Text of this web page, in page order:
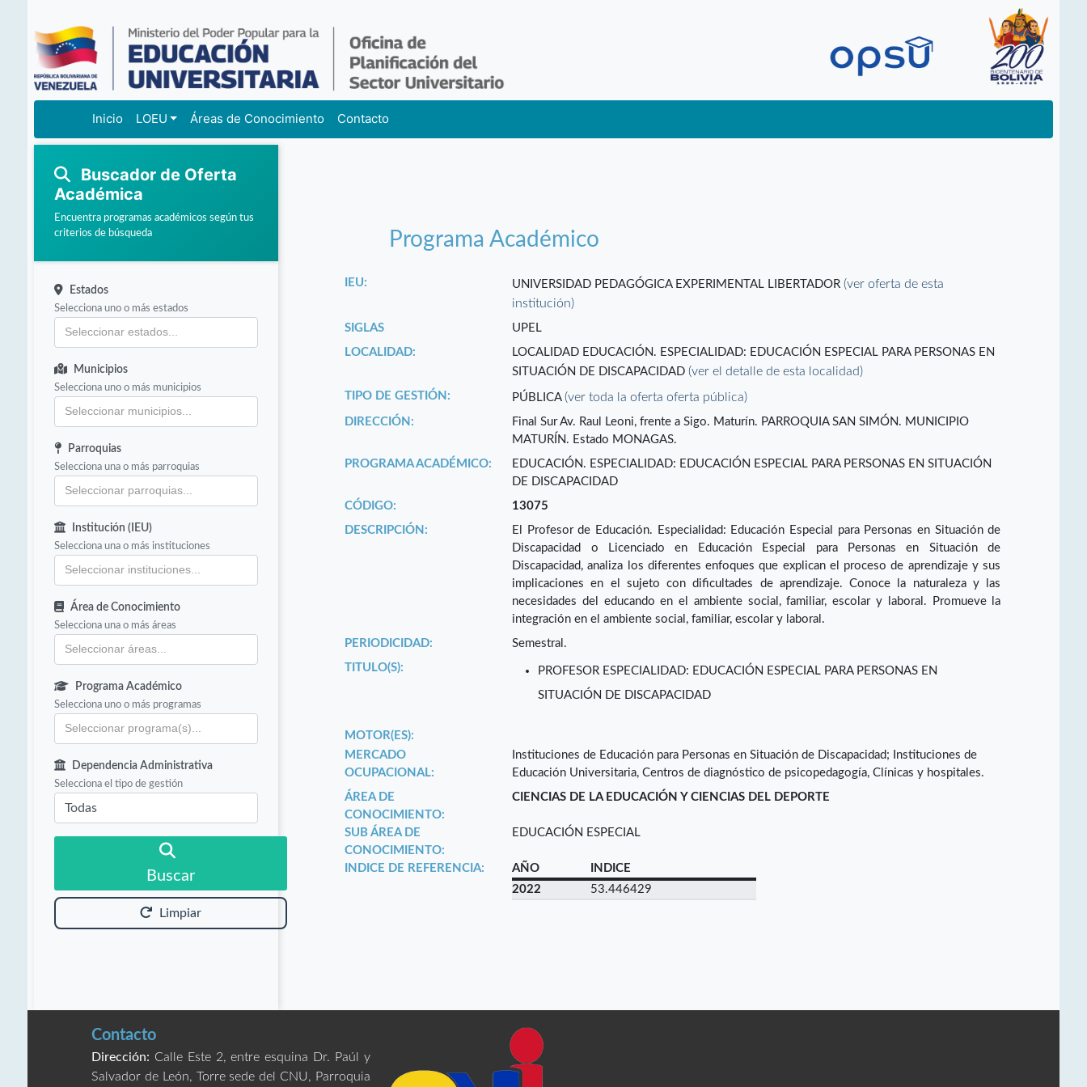
Inicio LOEU Áreas de Conocimiento Contacto
Buscador de Oferta
Académica
Encuentra programas académicos según tus
criterios de búsqueda
Estados
Selecciona uno o más estados
Municipios
Selecciona uno o más municipios
Parroquias
Selecciona una o más parroquias
Institución (IEU)
Selecciona una o más instituciones
Área de Conocimiento
Selecciona una o más áreas
Programa Académico
Selecciona uno o más programas
Dependencia Administrativa
Selecciona el tipo de gestión
Buscar
Limpiar
Programa Académico
IEU: UNIVERSIDAD PEDAGÓGICA EXPERIMENTAL LIBERTADOR(ver oferta de esta
institución)
SIGLAS
UPEL
LOCALIDAD:
LOCALIDAD EDUCACIÓN. ESPECIALIDAD: EDUCACIÓN ESPECIAL PARA PERSONAS EN
SITUACIÓN DE DISCAPACIDAD(ver el detalle de esta localidad)
TIPO DE GESTIÓN: PÚBLICA(ver toda la oferta oferta pública)
DIRECCIÓN:
Final Sur Av. Raul Leoni, frente a Sigo. Maturín. PARROQUIA SAN SIMÓN. MUNICIPIO
MATURÍN. Estado MONAGAS.
PROGRAMA ACADÉMICO:
EDUCACIÓN. ESPECIALIDAD: EDUCACIÓN ESPECIAL PARA PERSONAS EN SITUACIÓN
DE DISCAPACIDAD
CÓDIGO:
13075
DESCRIPCIÓN:
El Profesor de Educación. Especialidad: Educación Especial para Personas en Situación de
Discapacidad o Licenciado en Educación Especial para Personas en Situación de
Discapacidad, analiza los diferentes enfoques que explican el proceso de aprendizaje y sus
implicaciones en el sujeto con dificultades de aprendizaje. Conoce la naturaleza y las
necesidades del educando en el ambiente social, familiar, escolar y laboral. Promueve la
integración en el ambiente social, familiar, escolar y laboral.
PERIODICIDAD:
Semestral.
TITULO(S):
PROFESOR ESPECIALIDAD: EDUCACIÓN ESPECIAL PARA PERSONAS EN
SITUACIÓN DE DISCAPACIDAD
MOTOR(ES):
MERCADO
OCUPACIONAL:
Instituciones de Educación para Personas en Situación de Discapacidad; Instituciones de
Educación Universitaria, Centros de diagnóstico de psicopedagogía, Clínicas y hospitales.
ÁREA DE
CONOCIMIENTO:
CIENCIAS DE LA EDUCACIÓN Y CIENCIAS DEL DEPORTE
SUB ÁREA DE
CONOCIMIENTO:
EDUCACIÓN ESPECIAL
INDICE DE REFERENCIA: AÑO
INDICE
2022
53.446429
Contacto
Dirección: Calle Este 2, entre esquina Dr. Paúl y
Salvador de León, Torre sede del CNU, Parroquia